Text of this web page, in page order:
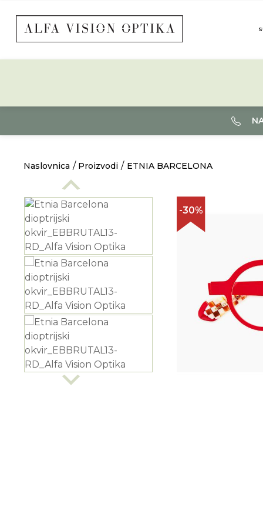
Naslovnica Proizvodi ETNIA BARCELONA
-30%